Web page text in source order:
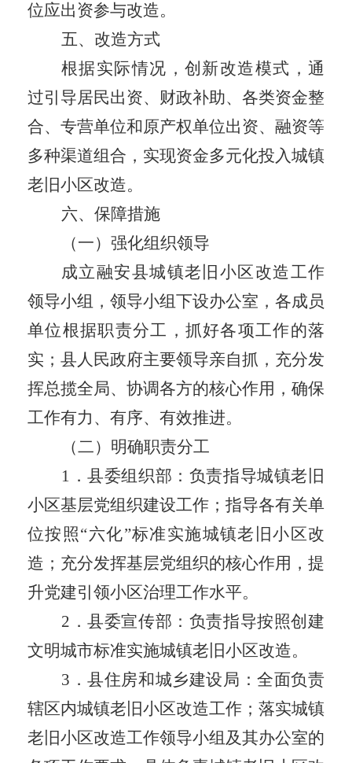
位应出资参与改造。
五、改造方式
根据实际情况，创新改造模式，通
过引导居民出资、财政补助、各类资金整
合、专营单位和原产权单位出资、融资等
多种渠道组合，实现资金多元化投入城镇
老旧小区改造。
六、保障措施
（一）强化组织领导
成立融安县城镇老旧小区改造工作
领导小组， 领导小组下设办公室， 各成员
单位根据职责分工，抓好各项工作的落
实；县人民政府主要领导亲自抓，充分发
挥总揽全局、协调各方的核心作用，确保
工作有力、有序、有效推进。
（二）明确职责分工
1 ．县委组织部：负责指导城镇老旧
小区基层党组织建设工作；指导各有关单
位按照“六化”标准实施城镇老旧小区改
造；充分发挥基层党组织的核心作用，提
升党建引领小区治理工作水平。
2 ．县委宣传部：负责指导按照创建
文明城市标准实施城镇老旧小区改造。
3 ．县住房和城乡建设局 ：全面负责
辖区内城镇老旧小区改造工作；落实城镇
老旧小区改造工作领导小组及其办公室的